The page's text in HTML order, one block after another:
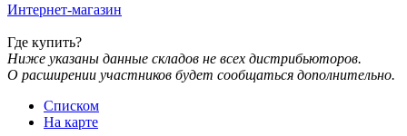
Интернет-магазин
Где купить?
Ниже указаны данные складов не всех дистрибьюторов.
О расширении участников будет сообщаться дополнительно.
Списком
На карте